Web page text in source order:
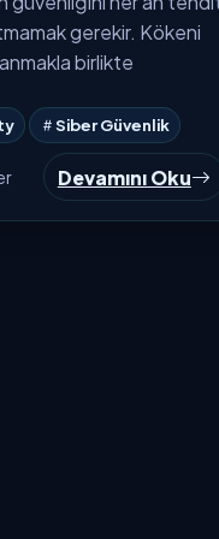
gerekir. Kökeni
birlikte
Siber Güvenlik
Devamını Oku